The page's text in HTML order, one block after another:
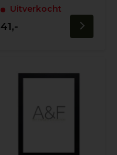
Uitverkocht
41,-